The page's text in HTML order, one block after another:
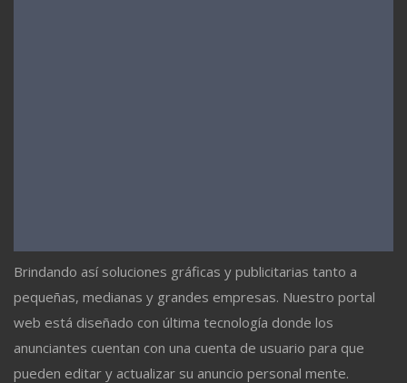
Brindando así soluciones gráficas y publicitarias tanto a
pequeñas, medianas y grandes empresas. Nuestro portal
web está diseñado con última tecnología donde los
anunciantes cuentan con una cuenta de usuario para que
pueden editar y actualizar su anuncio personal mente.